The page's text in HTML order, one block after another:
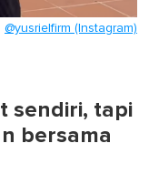
@yusrielfirm (Instagram)
sendiri, tapi
bersama